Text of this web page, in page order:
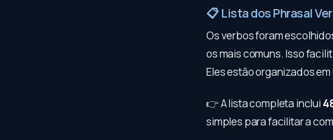
📋 Lista dos Phrasal
Os verbos foram
os mais comuns. Isso
Eles estão organizados
👉 A lista completa inclui
simples para facilitar a